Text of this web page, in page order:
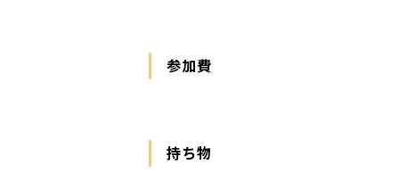
参加費
持ち物